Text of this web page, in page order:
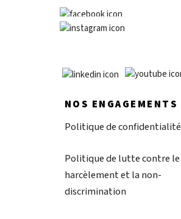
NOS ENGAGEMENTS
Politique de confidentialité
Politique de lutte contre le
harcèlement et la non-
discrimination